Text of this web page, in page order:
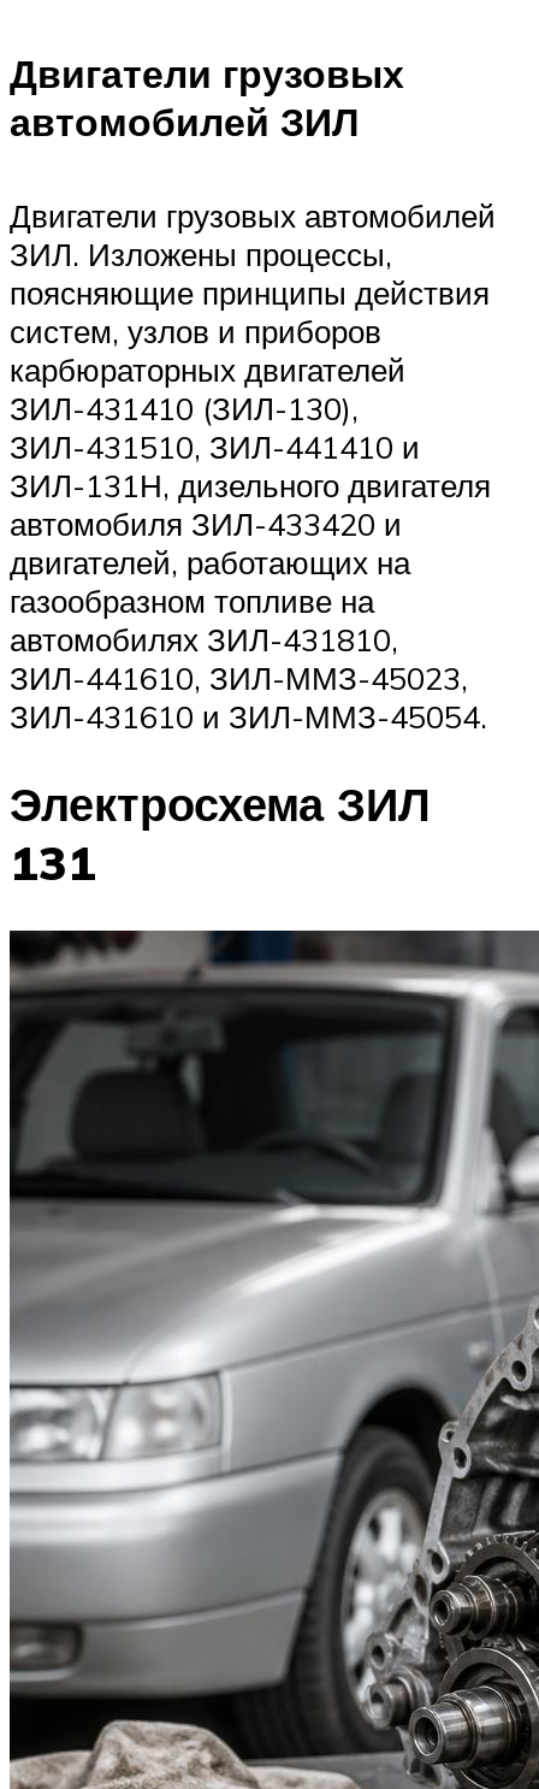
Двигатели грузовых
автомобилей ЗИЛ
Двигатели грузовых автомобилей
ЗИЛ. Изложены процессы,
поясняющие принципы действия
систем, узлов и приборов
карбюраторных двигателей
ЗИЛ-431410 (ЗИЛ-130),
ЗИЛ-431510, ЗИЛ-441410 и
ЗИЛ-131Н, дизельного двигателя
автомобиля ЗИЛ-433420 и
двигателей, работающих на
газообразном топливе на
автомобилях ЗИЛ-431810,
ЗИЛ-441610, ЗИЛ-ММЗ-45023,
ЗИЛ-431610 и ЗИЛ-ММЗ-45054.
Электросхема ЗИЛ
131